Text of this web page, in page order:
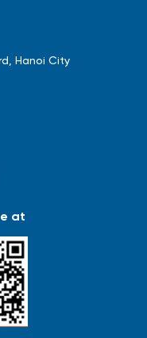
dịch
Hanoi City
at